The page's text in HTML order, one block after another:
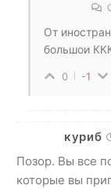
От
большои
0 -1
куриб
Позор. Вы все
которые вы